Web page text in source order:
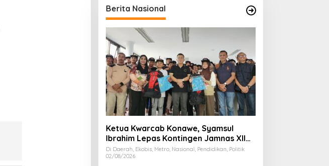
Berita Nasional
Ketua Kwarcab Konawe, Syamsul
Ibrahim Lepas Kontingen Jamnas XII
2026
Di Daerah, Ekobis, Metro, Nasional, Pendidikan, Politik
02/08/2026